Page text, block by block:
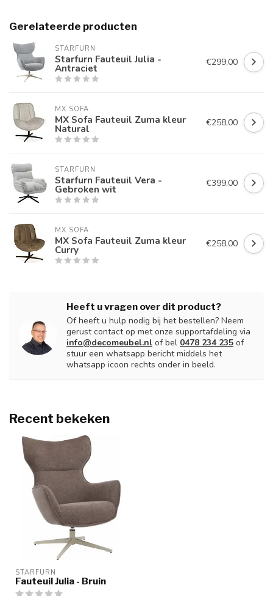
Gerelateerde producten
STARFURN
Starfurn Fauteuil Julia -
Antraciet €299,00
MX SOFA
MX Sofa Fauteuil Zuma kleur
Natural €258,00
STARFURN
Starfurn Fauteuil Vera -
Gebroken wit €399,00
MX SOFA
MX Sofa Fauteuil Zuma kleur
Curry €258,00
Heeft u vragen over dit product?
Of heeft u hulp nodig bij het bestellen? Neem
gerust contact op met onze supportafdeling via
info@decomeubel.nl of bel 0478 234 235 of
stuur een whatsapp bericht middels het
whatsapp icoon rechts onder in beeld.
Recent bekeken
STARFURN
Fauteuil Julia - Bruin